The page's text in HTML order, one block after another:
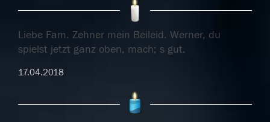
Liebe Fam. Zehner mein Beileid. Werner, du
spielst jetzt ganz oben, mach; s gut.
17.04.2018